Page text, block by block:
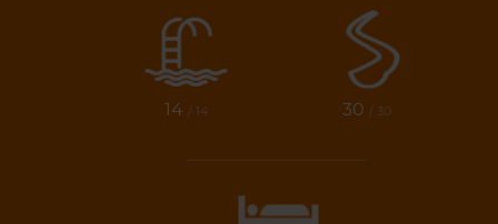
14 / 14 30 / 30